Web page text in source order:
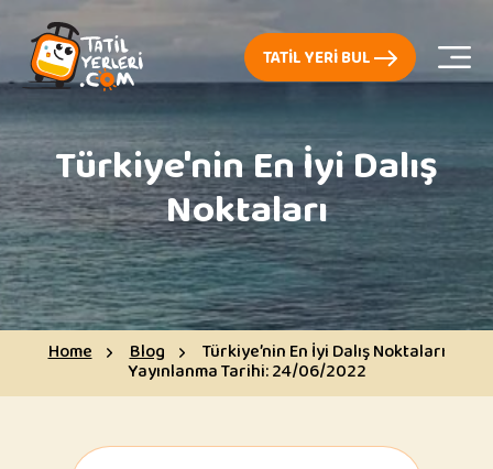
TATIL YERI BUL
Türkiye'nin En İyi Dalış
Noktaları
Home Blog Türkiye’nin En İyi Dalış Noktaları
Yayınlanma Tarihi:24/06/2022